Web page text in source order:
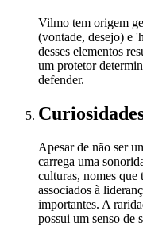
Vilmo tem origem
(vontade, desejo) e
desses elementos
um protetor
defender.
Apesar de não ser
carrega uma
culturas, nomes que
associados à
importantes. A
possui um senso de